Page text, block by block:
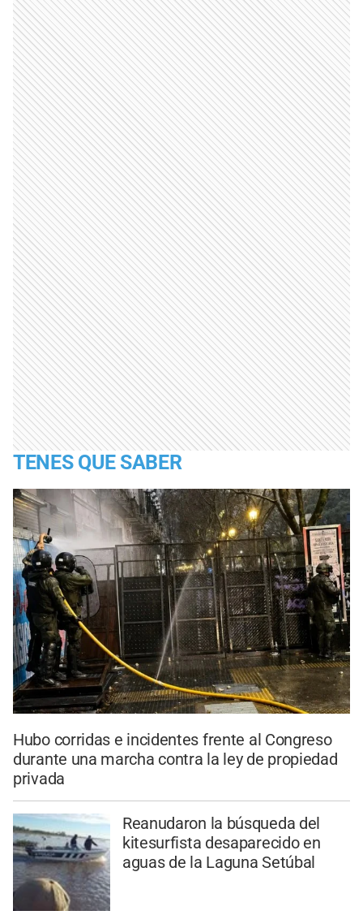
TENES QUE SABER
Hubo corridas e incidentes frente al Congreso
durante una marcha contra la ley de propiedad
privada
Reanudaron la búsqueda del
kitesurfista desaparecido en
aguas de la Laguna Setúbal